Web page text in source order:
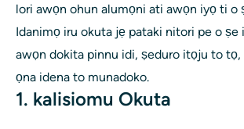
lori awọn ohun alumọni ati awọn iyọ ti o
Idanimọ iru okuta jẹ pataki nitori pe o ṣe
awọn dokita pinnu idi, ṣeduro itọju to tọ,
ọna idena to munadoko.
1. kalisiomu Okuta